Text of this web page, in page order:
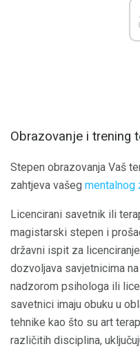
Obrazovanje i trening
Stepen obrazovanja Vaš
zahtjeva vašeg mentalnog
Licencirani savetnik ili
magistarski stepen i
državni ispit za
dozvoljava savjetnicima
nadzorom psihologa ili
savetnici imaju obuku u
tehnike kao što su art
različitih disciplina,